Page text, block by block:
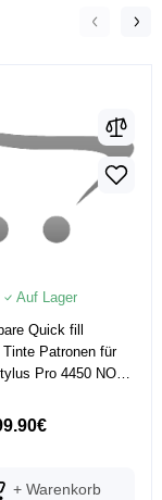
Auf Lager
Quick fill
Tinte Patronen für
Pro 4450 NON
+ Warenkorb